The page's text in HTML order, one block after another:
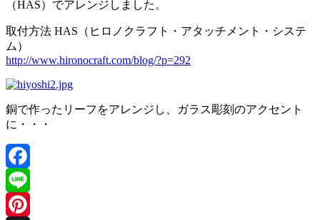
（HAS）でアレンジしました。
取付方法 HAS（ヒロノクラフト・アタッチメント・システ
ム）
http://www.hironocraft.com/blog/?p=292
銅で作ったリーフをアレンジし、ガラス彫刻のアクセント
に・・・
Facebook
Line